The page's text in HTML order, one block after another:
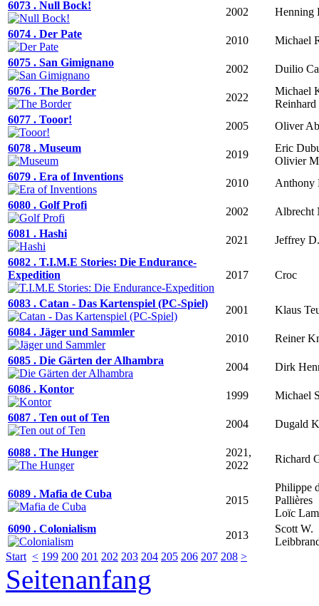
6073 . Null Bock!
2002
Henning
6074 . Der Pate
2010
Michael
6075 . San Gimignano
2002
Duilio
6076 . The Border
2022
Michael
Reinhard
6077 . Tooor!
2005
Oliver
6078 . Museum
2019
Eric
Olivier
6079 . Era of Inventions
2010
Anthony
6080 . Golf Profi
2002
Albrecht
6081 . Hashi
2021
Jeffrey
6082 . T.I.M.E Stories: Die Endurance-
Expedition
2017 Croc
6083 . Catan - Das Kartenspiel (PC-Spiel)
2001
Klaus
6084 . Jäger und Sammler
2010
Reiner
6085 . Die Gärten der Alhambra
2004
Dirk
6086 . Kontor
1999
Michael
6087 . Ten out of Ten
2004 Dugald
6088 . The Hunger
2021,
2022
Richard
6089 . Mafia de Cuba
2015
Philippe
Pallières
Loïc
6090 . Colonialism
2013
Scott W.
Start < 199 200 201 202 203 204 205 206 207 208 >
Seitenanfang